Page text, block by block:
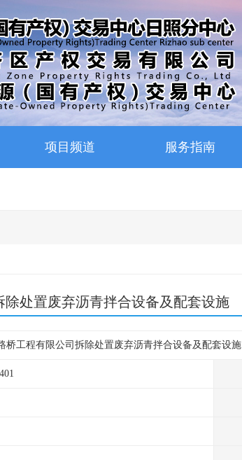
项目频道 服务指南
处置废弃沥青拌合设备及配套设施
桥工程有限公司拆除处置废弃沥青拌合设备及配套设施